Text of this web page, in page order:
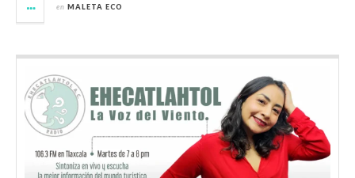
en MALETA ECO